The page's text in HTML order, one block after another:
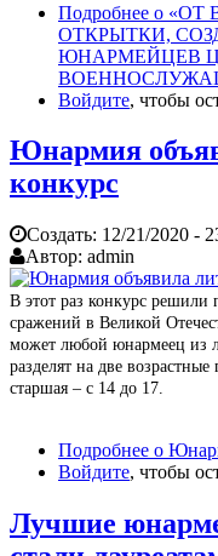
Подробнее о «ОТ
ОТКРЫТКИ,
ЮНАРМЕЙЦЕВ
Войдите, чтобы
Юнармия
конкурс
Создать: 12/21/2020 -
Автор: admin
В этот раз конкурс решили
сражений в Великой
может любой юнармеец из
разделят на две
старшая – с 14 до 17.
Подробнее о
Войдите, чтобы
Лучшие